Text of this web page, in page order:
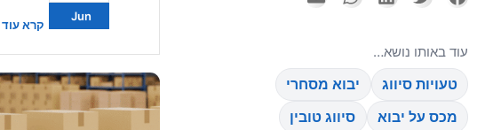
עוד באותו נושא…
טעויות סיווג
יבוא מסחרי
מכס על יבוא
סיווג טובין
Jun
קרא עוד
30